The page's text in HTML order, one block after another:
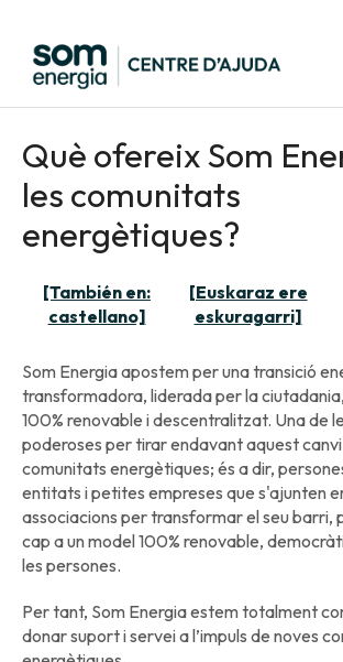
Què ofereix Som
les comunitats
energètiques?
[También en:
castellano]
[Euskaraz ere
eskuragarri]
Som Energia apostem per una transició
transformadora, liderada per la
100% renovable i descentralitzat. Una de
poderoses per tirar endavant aquest canvi
comunitats energètiques; és a dir,
entitats i petites empreses que s'ajunten
associacions per transformar el seu barri,
cap a un model 100% renovable,
les persones.
Per tant, Som Energia estem totalment
donar suport i servei a l’impuls de noves